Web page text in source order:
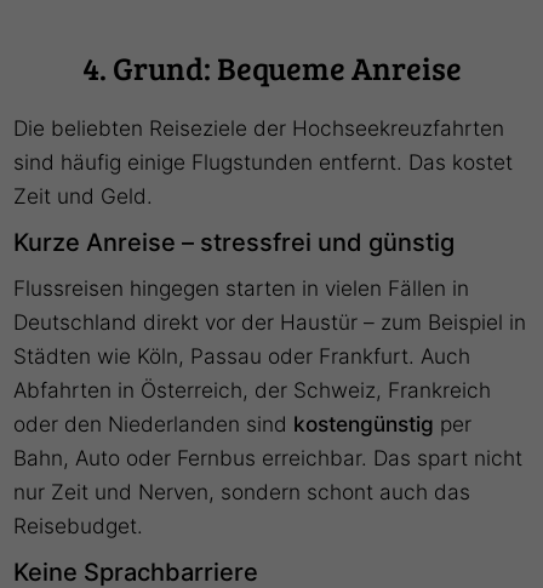
4. Grund: Bequeme Anreise
Die beliebten Reiseziele der Hochseekreuzfahrten
sind häufig einige Flugstunden entfernt. Das kostet
Zeit und Geld.
Kurze Anreise – stressfrei und günstig
Flussreisen hingegen starten in vielen Fällen in
Deutschland direkt vor der Haustür – zum Beispiel in
Städten wie Köln, Passau oder Frankfurt. Auch
Abfahrten in Österreich, der Schweiz, Frankreich
oder den Niederlanden sind kostengünstig per
Bahn, Auto oder Fernbus erreichbar. Das spart nicht
nur Zeit und Nerven, sondern schont auch das
Reisebudget.
Keine Sprachbarriere